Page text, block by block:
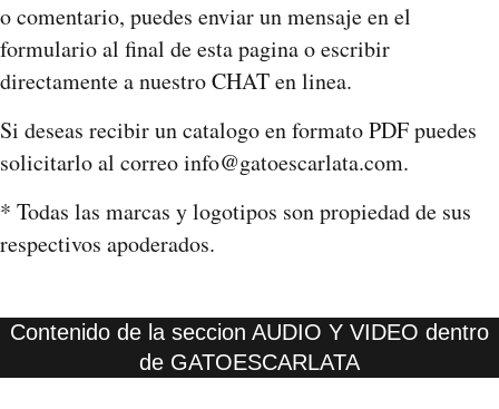
o comentario, puedes enviar un mensaje en el
formulario al final de esta pagina o escribir
directamente a nuestro CHAT en linea.
Si deseas recibir un catalogo en formato PDF puedes
solicitarlo al correo info@gatoescarlata.com.
* Todas las marcas y logotipos son propiedad de sus
respectivos apoderados.
Contenido de la seccion AUDIO Y VIDEO dentro
de GATOESCARLATA